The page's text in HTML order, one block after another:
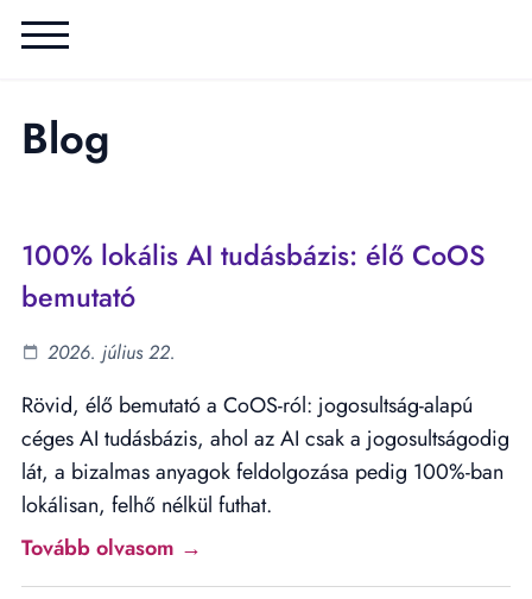
Blog
100% lokális AI tudásbázis: élő CoOS
bemutató
2026. július 22.
Rövid, élő bemutató a CoOS-ról: jogosultság-alapú
céges AI tudásbázis, ahol az AI csak a jogosultságodig
lát, a bizalmas anyagok feldolgozása pedig 100%-ban
lokálisan, felhő nélkül futhat.
Tovább olvasom →